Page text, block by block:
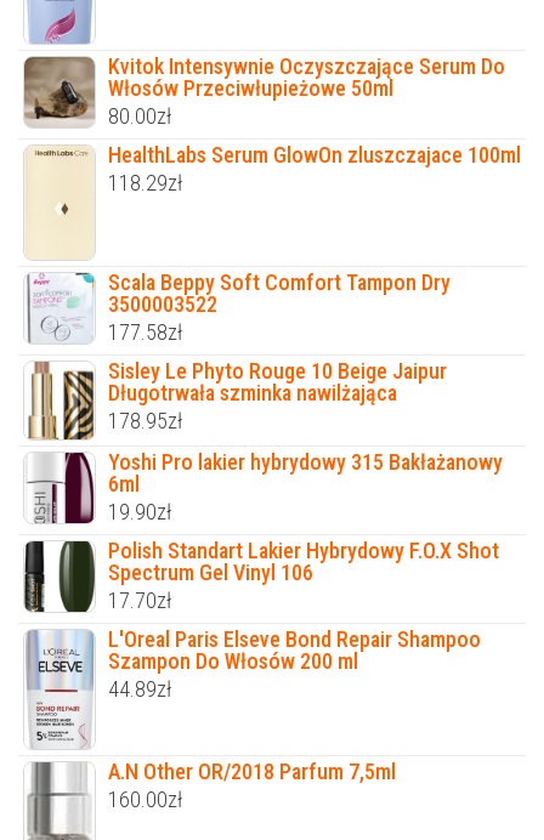
Kvitok Intensywnie Oczyszczające Serum Do
Włosów Przeciwłupieżowe 50ml
80.00zł
HealthLabs Serum GlowOn zluszczajace 100ml
118.29zł
Scala Beppy Soft Comfort Tampon Dry
3500003522
177.58zł
Sisley Le Phyto Rouge 10 Beige Jaipur
Długotrwała szminka nawilżająca
178.95zł
Yoshi Pro lakier hybrydowy 315 Bakłażanowy
6ml
19.90zł
Polish Standart Lakier Hybrydowy F.O.X Shot
Spectrum Gel Vinyl 106
17.70zł
L'Oreal Paris Elseve Bond Repair Shampoo
Szampon Do Włosów 200 ml
44.89zł
A.N Other OR/2018 Parfum 7,5ml
160.00zł